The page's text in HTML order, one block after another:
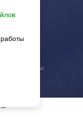
защищены.